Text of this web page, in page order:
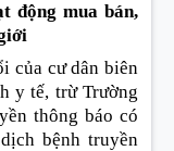
động mua bán,
của cư dân biên
y tế, trừ Trường
thông báo có
bệnh truyền